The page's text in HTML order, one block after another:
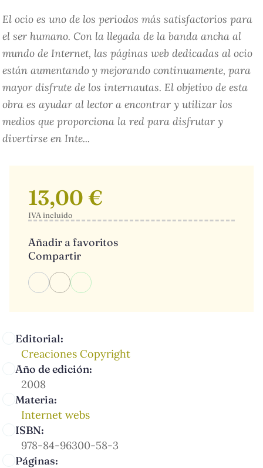
El ocio es uno de los periodos más satisfactorios para
el ser humano. Con la llegada de la banda ancha al
mundo de Internet, las páginas web dedicadas al ocio
están aumentando y mejorando continuamente, para
mayor disfrute de los internautas. El objetivo de esta
obra es ayudar al lector a encontrar y utilizar los
medios que proporciona la red para disfrutar y
divertirse en Inte...
Editorial:
Creaciones Copyright
Año de edición:
2008
Materia:
Internet webs
ISBN:
978-84-96300-58-3
Páginas:
13,00 €
IVA incluido
Añadir a favoritos
Compartir